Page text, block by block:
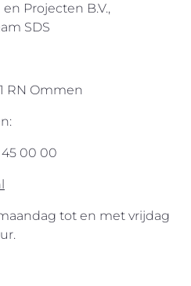
Projecten B.V.,
SDS
RN Ommen
00 00
tot en met vrijdag